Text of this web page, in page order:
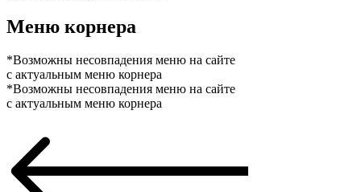
Меню корнера
*Возможны несовпадения меню на сайте
с актуальным меню корнера
*Возможны несовпадения меню на сайте
с актуальным меню корнера